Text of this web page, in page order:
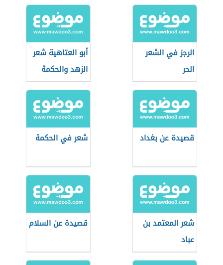
الرجز في الشعر
الحر
أبو العتاهية شعر
الزهد والحكمة
قصيدة عن بغداد شعر في الحكمة
شعر المعتمد بن
عباد
قصيدة عن السلام